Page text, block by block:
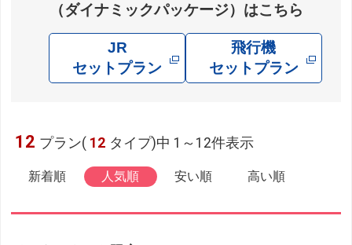
（ダイナミックパッケージ）はこちら
JR
セットプラン
飛行機
セットプラン
12 プラン( 12 タイプ)中 1～12件表示
新着順 人気順 安い順 高い順